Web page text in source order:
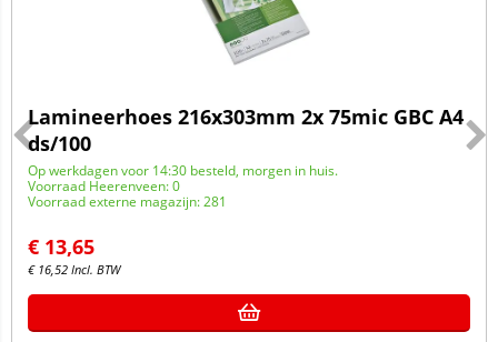
Lamineerhoes 216x303mm 2x 75mic GBC A4
ds/100
Op werkdagen voor 14:30 besteld, morgen in huis.
Voorraad Heerenveen: 0
Voorraad externe magazijn: 281
€ 13,65
€ 16,52 Incl. BTW